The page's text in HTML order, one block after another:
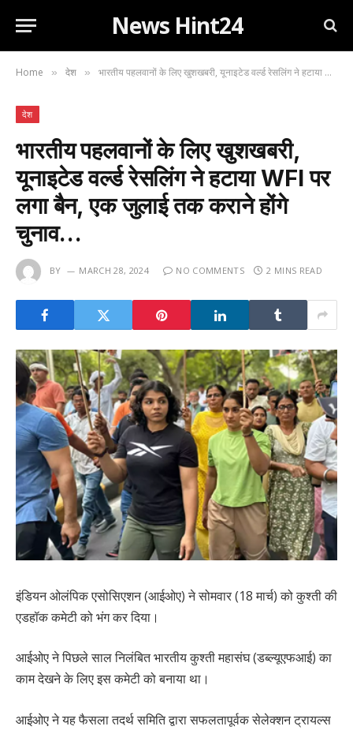
News Hint24
Home » देश » भारतीय पहलवानों के लिए खुशखबरी, यूनाइटेड वर्ल्ड रेसलिंग ने हटाया WFI पर लगा बैन, एक जुलाई तक कराने होंगे चुनाव…
देश
भारतीय पहलवानों के लिए खुशखबरी,
यूनाइटेड वर्ल्ड रेसलिंग ने हटाया WFI पर
लगा बैन, एक जुलाई तक कराने होंगे
चुनाव…
BY MARCH 28, 2024 NO COMMENTS 2 MINS READ
इंडियन ओलंपिक एसोसिएशन (आईओए) ने सोमवार (18 मार्च) को कुश्ती की
एडहॉक कमेटी को भंग कर दिया।
आईओए ने पिछले साल निलंबित भारतीय कुश्ती महासंघ (डब्ल्यूएफआई) का
काम देखने के लिए इस कमेटी को बनाया था।
आईओए ने यह फैसला तदर्थ समिति द्वारा सफलतापूर्वक सेलेक्शन ट्रायल्स